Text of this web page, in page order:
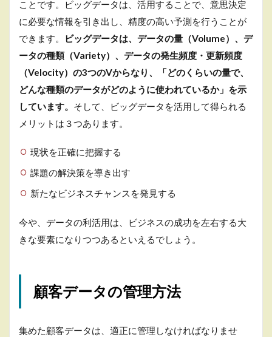
ことです。ビッグデータは、活用することで、意思決定
に必要な情報を引き出し、精度の高い予測を行うことが
できます。
ビッグデータは、データの量（Volume）、デ
ータの種類（Variety）、データの発生頻度・更新頻度
（Velocity）の3つのVからなり、「どのくらいの量で、
どんな種類のデータがどのように使われているか」を示
しています。 そして、ビッグデータを活用して得られる
メリットは３つあります。
現状を正確に把握する
課題の解決策を導き出す
新たなビジネスチャンスを発見する
今や、データの利活用は、ビジネスの成功を左右する大
きな要素になりつつあるといえるでしょう。
顧客データの管理方法
集めた顧客データは、適正に管理しなければなりませ